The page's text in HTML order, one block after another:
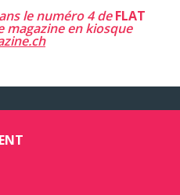
le numéro 4 deFLAT
magazine en kiosque